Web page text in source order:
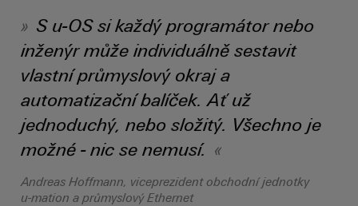
S u-OS si každý programátor nebo
inženýr může individuálně sestavit
vlastní průmyslový okraj a
automatizační balíček. Ať už
jednoduchý, nebo složitý. Všechno je
možné - nic se nemusí.
Andreas Hoffmann, viceprezident obchodní jednotky
u-mation a průmyslový Ethernet